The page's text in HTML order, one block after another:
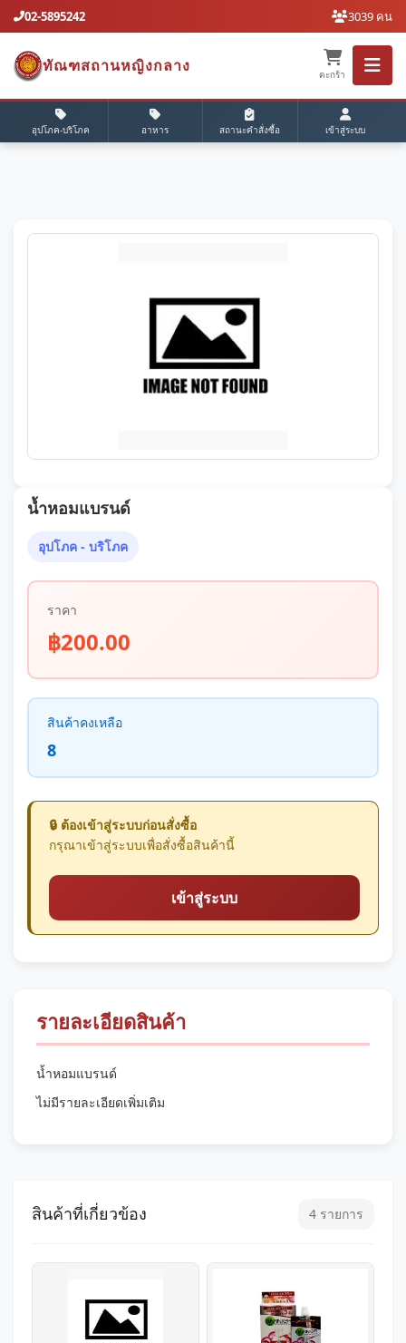
02-5895242 3039 คน
ทัณฑสถานหญิงกลาง
ตะกร้า
อุปโภค-บริโภค อาหาร สถานะคำสั่งซื้อ เข้าสู่ระบบ
น้ำหอมแบรนด์
อุปโภค - บริโภค
ราคา
฿200.00
สินค้าคงเหลือ
8
🔒 ต้องเข้าสู่ระบบก่อนสั่งซื้อ
กรุณาเข้าสู่ระบบเพื่อสั่งซื้อสินค้านี้
เข้าสู่ระบบ
รายละเอียดสินค้า
น้ำหอมแบรนด์
ไม่มีรายละเอียดเพิ่มเติม
สินค้าที่เกี่ยวข้อง 4 รายการ